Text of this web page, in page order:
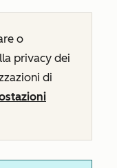
o
privacy dei
di